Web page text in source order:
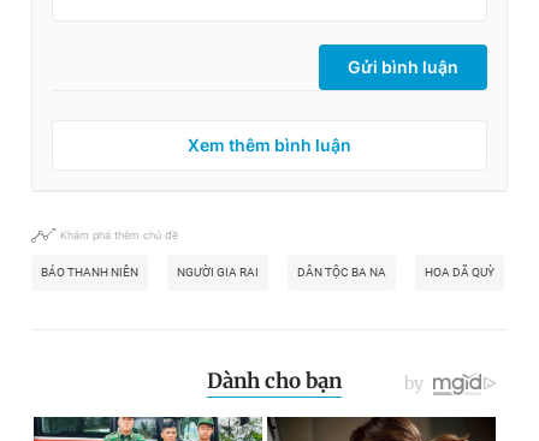
Gửi bình luận
Xem thêm bình luận
Khám phá thêm chủ đề
BÁO THANH NIÊN NGƯỜI GIA RAI DÂN TỘC BA NA HOA DÃ QUỲ